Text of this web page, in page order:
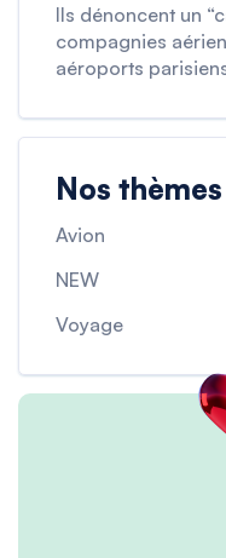
Ils dénoncent un
compagnies
aéroports
Nos thèmes
Avion
NEW
Voyage